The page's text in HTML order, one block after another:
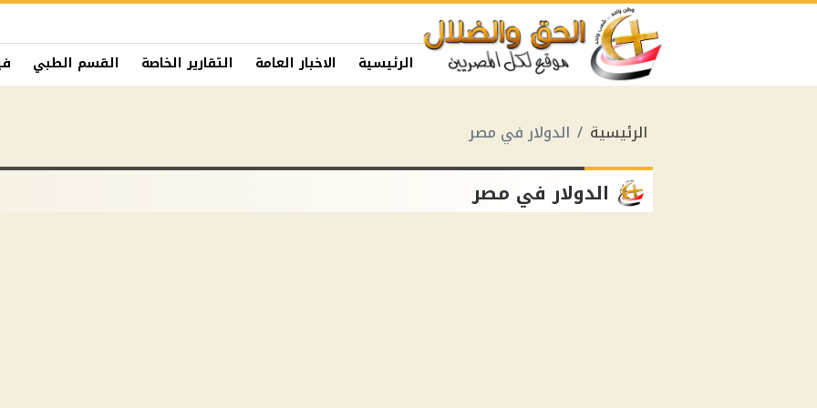
الرئيسية الاخبار العامة التقارير الخاصة القسم الطبي
الرئيسية الدولار في مصر
الدولار في مصر